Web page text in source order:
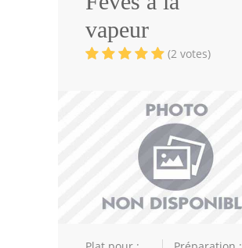
Volailles
Cuisines Orientales
Recettes marocaine
Cuisine Algérienne
Cuisine Tunisienne
Cuisine Juive
Cuisine Libanaise
vapeur
(2 votes)